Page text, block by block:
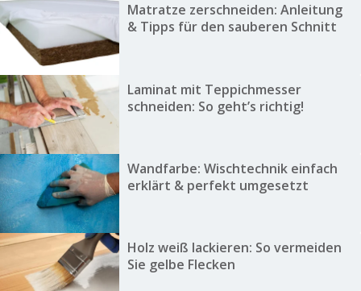
Matratze zerschneiden: Anleitung
& Tipps für den sauberen Schnitt
Laminat mit Teppichmesser
schneiden: So geht’s richtig!
Wandfarbe: Wischtechnik einfach
erklärt & perfekt umgesetzt
Holz weiß lackieren: So vermeiden
Sie gelbe Flecken